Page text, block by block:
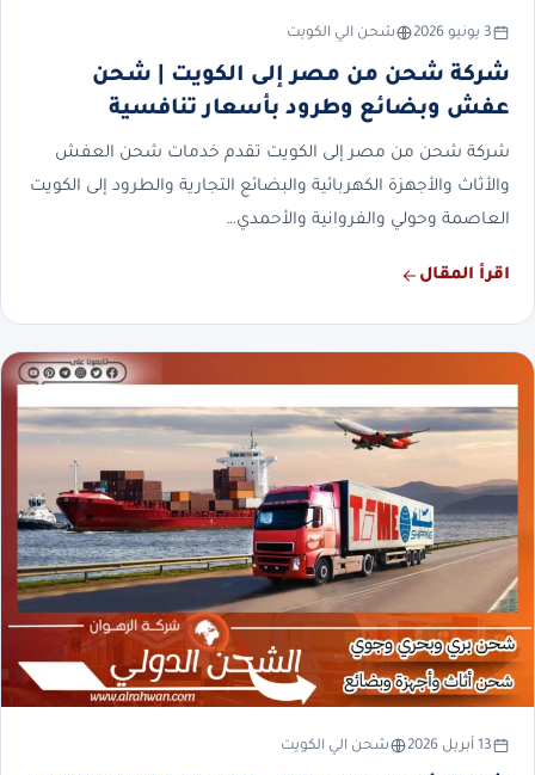
3 يونيو 2026 شحن الي الكويت
شركة شحن من مصر إلى الكويت | شحن
عفش وبضائع وطرود بأسعار تنافسية
شركة شحن من مصر إلى الكويت تقدم خدمات شحن العفش
والأثاث والأجهزة الكهربائية والبضائع التجارية والطرود إلى الكويت
العاصمة وحولي والفروانية والأحمدي…
اقرأ المقال
13 أبريل 2026 شحن الي الكويت